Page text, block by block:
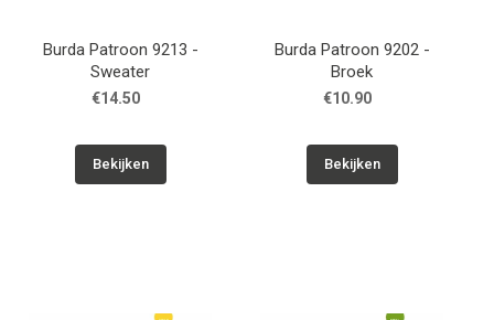
Burda Patroon 9213 -
Sweater
€14.50
Bekijken
Burda Patroon 9202 -
Broek
€10.90
Bekijken